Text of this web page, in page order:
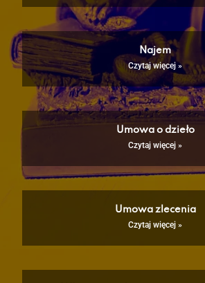
Najem
Czytaj więcej »
Umowa o dzieło
Czytaj więcej »
Umowa zlecenia
Czytaj więcej »